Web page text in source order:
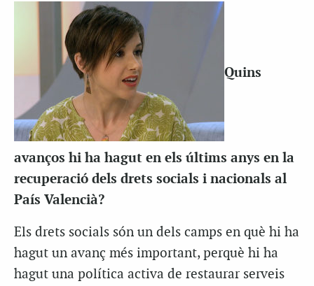
Quins
avanços hi ha hagut en els últims anys en la
recuperació dels drets socials i nacionals al
País Valencià?
Els drets socials són un dels camps en què hi ha
hagut un avanç més important, perquè hi ha
hagut una política activa de restaurar serveis